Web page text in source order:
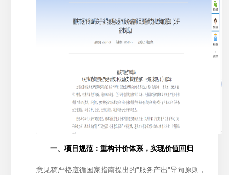
一、项目规范：重构计价体系，实现价值回归
意见稿严格遵循国家指南提出的"服务产出"导向原则，